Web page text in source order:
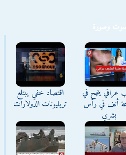
عراقي ينجح في
أنف في رأس
بشري
اقتصاد خفي يبتلع
تريليونات الدولارات